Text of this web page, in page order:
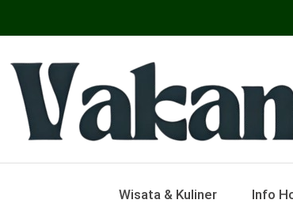
VakansiinfoWisata & Kuliner Info